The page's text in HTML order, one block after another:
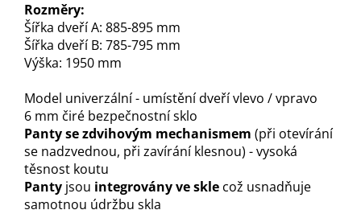
Rozměry:
Šířka dveří A: 885-895 mm
Šířka dveří B: 785-795 mm
Výška: 1950 mm
Model univerzální - umístění dveří vlevo / vpravo
6 mm čiré bezpečnostní sklo
Panty se zdvihovým mechanismem (při otevírání
se nadzvednou, při zavírání klesnou) - vysoká
těsnost koutu
Panty jsou integrovány ve skle což usnadňuje
samotnou údržbu skla